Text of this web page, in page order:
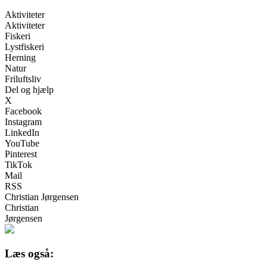
Aktiviteter
Aktiviteter
Fiskeri
Lystfiskeri
Herning
Natur
Friluftsliv
Del og hjælp
X
Facebook
Instagram
LinkedIn
YouTube
Pinterest
TikTok
Mail
RSS
Christian Jørgensen
Christian
Jørgensen
Læs også: